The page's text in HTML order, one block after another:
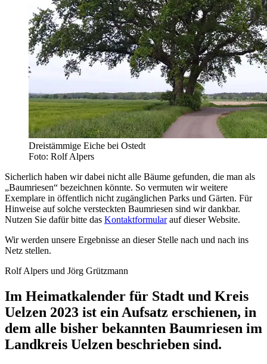
Dreistämmige Eiche bei Ostedt
Foto: Rolf Alpers
Sicherlich haben wir dabei nicht alle Bäume gefunden, die man als
„Baumriesen“ bezeichnen könnte. So vermuten wir weitere
Exemplare in öffentlich nicht zugänglichen Parks und Gärten. Für
Hinweise auf solche versteckten Baumriesen sind wir dankbar.
Nutzen Sie dafür bitte das Kontaktformularauf dieser Website.
Wir werden unsere Ergebnisse an dieser Stelle nach und nach ins
Netz stellen.
Rolf Alpers und Jörg Grützmann
Im Heimatkalender für Stadt und Kreis
Uelzen 2023 ist ein Aufsatz erschienen, in
dem alle bisher bekannten Baumriesen im
Landkreis Uelzen beschrieben sind.